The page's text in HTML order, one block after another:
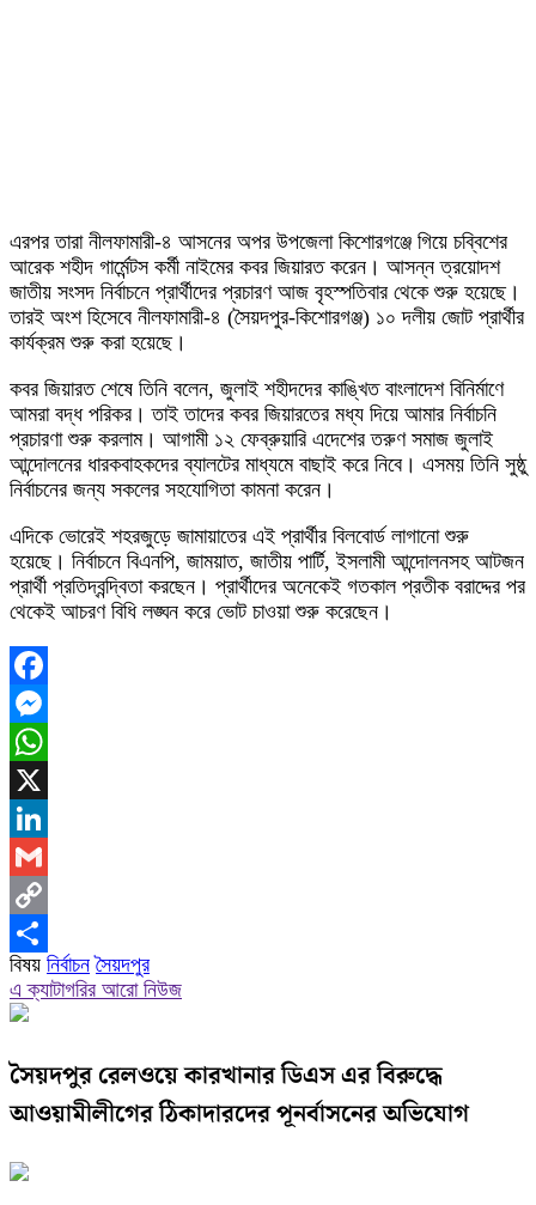
এরপর তারা নীলফামারী-৪ আসনের অপর উপজেলা কিশোরগঞ্জে গিয়ে চব্বিশের
আরেক শহীদ গার্মেন্টস কর্মী নাইমের কবর জিয়ারত করেন। আসন্ন ত্রয়োদশ
জাতীয় সংসদ নির্বাচনে প্রার্থীদের প্রচারণ আজ বৃহস্পতিবার থেকে শুরু হয়েছে।
তারই অংশ হিসেবে নীলফামারী-৪ (সৈয়দপুর-কিশোরগঞ্জ) ১০ দলীয় জোট প্রার্থীর
কার্যক্রম শুরু করা হয়েছে।
কবর জিয়ারত শেষে তিনি বলেন, জুলাই শহীদদের কাঙ্খিত বাংলাদেশ বিনির্মাণে
আমরা বদ্ধ পরিকর। তাই তাদের কবর জিয়ারতের মধ্য দিয়ে আমার নির্বাচনি
প্রচারণা শুরু করলাম। আগামী ১২ ফেব্রুয়ারি এদেশের তরুণ সমাজ জুলাই
আন্দোলনের ধারকবাহকদের ব্যালটের মাধ্যমে বাছাই করে নিবে। এসময় তিনি সুষ্ঠু
নির্বাচনের জন্য সকলের সহযোগিতা কামনা করেন।
এদিকে ভোরেই শহরজুড়ে জামায়াতের এই প্রার্থীর বিলবোর্ড লাগানো শুরু
হয়েছে। নির্বাচনে বিএনপি, জাময়াত, জাতীয় পার্টি, ইসলামী আন্দোলনসহ আটজন
প্রার্থী প্রতিদ্বন্দ্বিতা করছেন। প্রার্থীদের অনেকেই গতকাল প্রতীক বরাদ্দের পর
থেকেই আচরণ বিধি লঙ্ঘন করে ভোট চাওয়া শুরু করেছেন।
Facebook
Messenger
WhatsApp
X
LinkedIn
Gmail
Copy
Link
Share
বিষয় নির্বাচন সৈয়দপুর
এ ক্যাটাগরির আরো নিউজ
সৈয়দপুর রেলওয়ে কারখানার ডিএস এর বিরুদ্ধে
আওয়ামীলীগের ঠিকাদারদের পূনর্বাসনের অভিযোগ